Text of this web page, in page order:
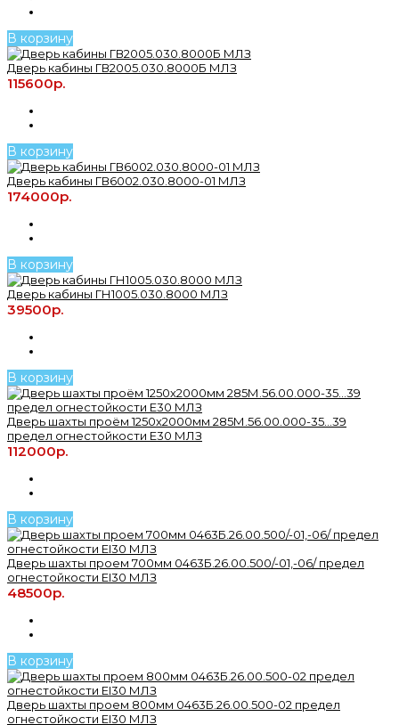
В корзину
Дверь кабины ГВ2005.030.8000Б МЛЗ
115600р.
В корзину
Дверь кабины ГВ6002.030.8000-01 МЛЗ
174000р.
В корзину
Дверь кабины ГН1005.030.8000 МЛЗ
39500р.
В корзину
Дверь шахты проём 1250х2000мм 285М.56.00.000-35...39
предел огнестойкости Е30 МЛЗ
112000р.
В корзину
Дверь шахты проем 700мм 0463Б.26.00.500/-01,-06/ предел
огнестойкости ЕI30 МЛЗ
48500р.
В корзину
Дверь шахты проем 800мм 0463Б.26.00.500-02 предел
огнестойкости ЕI30 МЛЗ